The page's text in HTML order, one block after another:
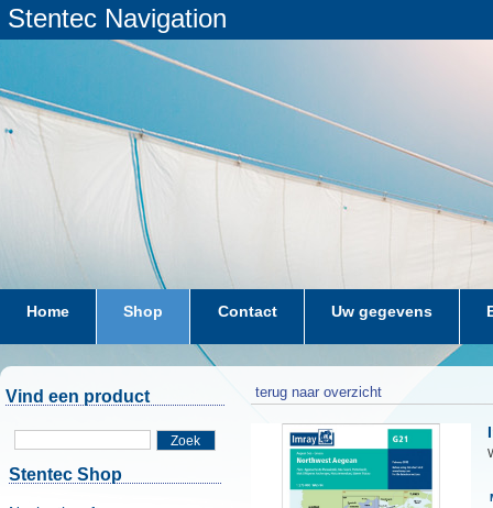
Stentec Navigation
Home Shop Contact Uw gegevens
Vind een product
Zoek
Stentec Shop
terug naar overzicht